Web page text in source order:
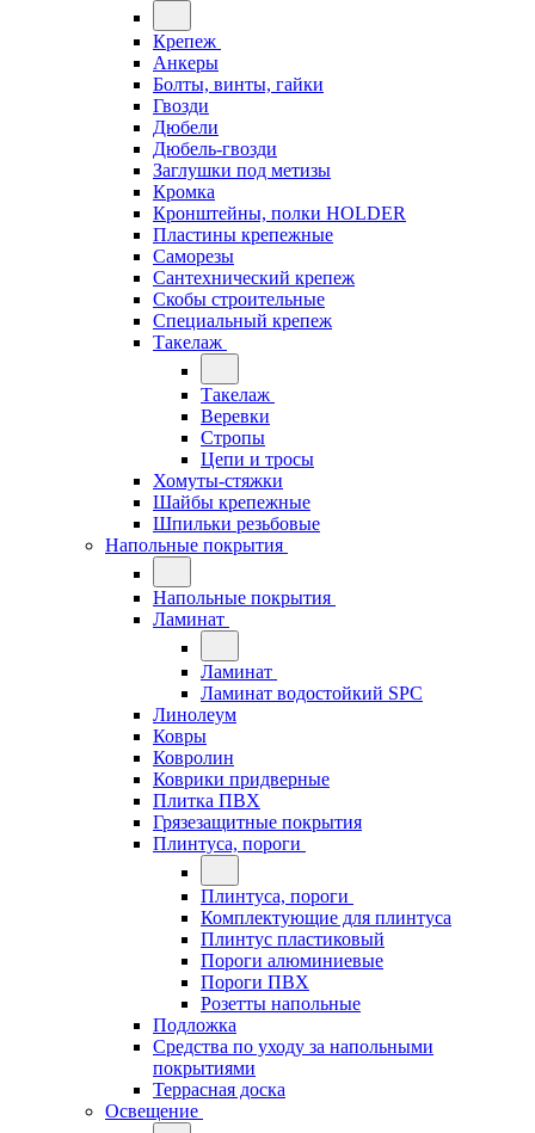
Крепеж
Анкеры
Болты, винты, гайки
Гвозди
Дюбели
Дюбель-гвозди
Заглушки под метизы
Кромка
Кронштейны, полки НОLDER
Пластины крепежные
Саморезы
Сантехнический крепеж
Скобы строительные
Специальный крепеж
Такелаж
Такелаж
Веревки
Стропы
Цепи и тросы
Хомуты-стяжки
Шайбы крепежные
Шпильки резьбовые
Напольные покрытия
Напольные покрытия
Ламинат
Ламинат
Ламинат водостойкий SPC
Линолеум
Ковры
Ковролин
Коврики придверные
Плитка ПВХ
Грязезащитные покрытия
Плинтуса, пороги
Плинтуса, пороги
Комплектующие для плинтуса
Плинтус пластиковый
Пороги алюминиевые
Пороги ПВХ
Розетты напольные
Подложка
Средства по уходу за напольными
покрытиями
Террасная доска
Освещение